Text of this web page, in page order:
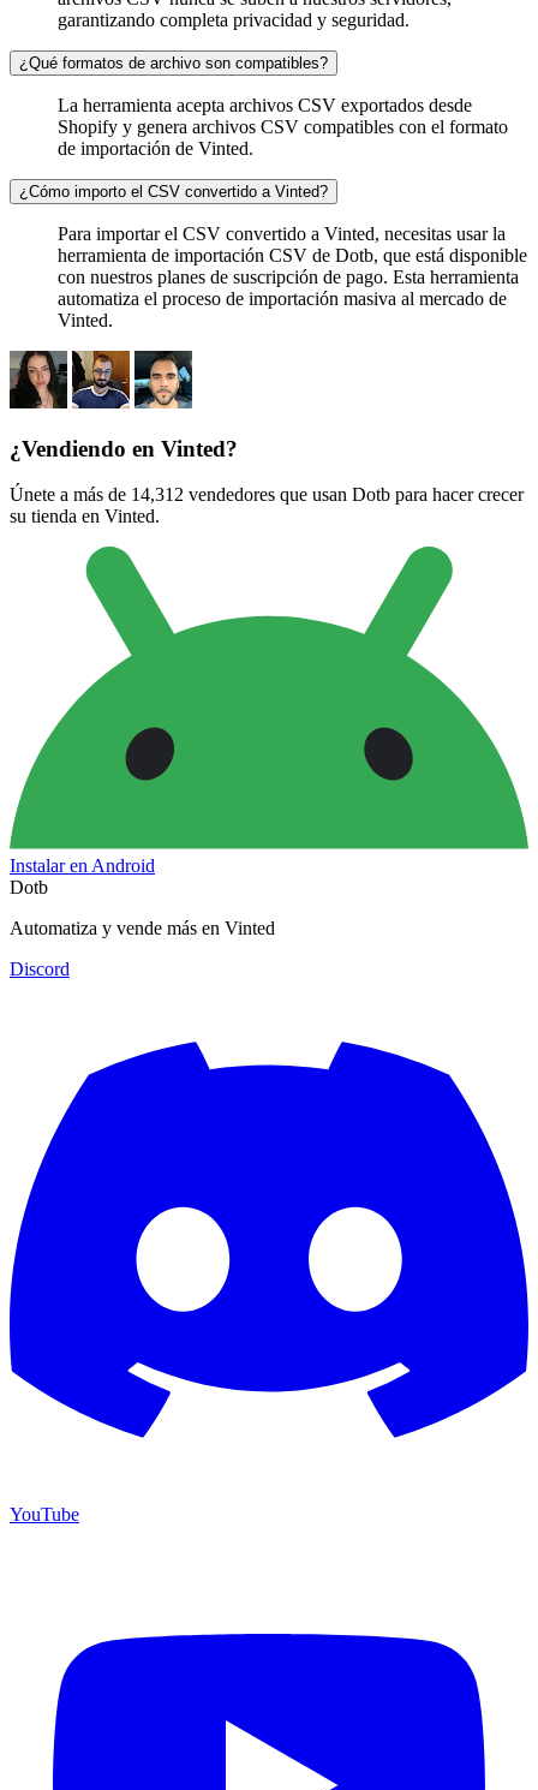
garantizando completa privacidad y seguridad.
¿Qué formatos de archivo son compatibles?
La herramienta acepta archivos CSV exportados desde
Shopify y genera archivos CSV compatibles con el formato
de importación de Vinted.
¿Cómo importo el CSV convertido a Vinted?
Para importar el CSV convertido a Vinted, necesitas usar la
herramienta de importación CSV de Dotb, que está disponible
con nuestros planes de suscripción de pago. Esta herramienta
automatiza el proceso de importación masiva al mercado de
Vinted.
¿Vendiendo en Vinted?
Únete a más de 14,312 vendedores que usan Dotb para hacer crecer
su tienda en Vinted.
Instalar en Android
Dotb
Automatiza y vende más en Vinted
Discord
YouTube